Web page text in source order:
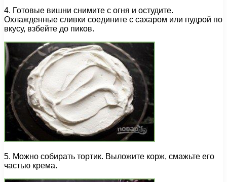
4. Готовые вишни снимите с огня и остудите.
Охлажденные сливки соедините с сахаром или пудрой по
вкусу, взбейте до пиков.
5. Можно собирать тортик. Выложите корж, смажьте его
частью крема.